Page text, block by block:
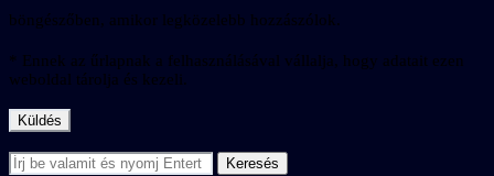
böngészőben, amikor legközelebb hozzászólok.
* Ennek az űrlapnak a felhasználásával vállalja, hogy adatait ezen
weboldal tárolja és kezeli.